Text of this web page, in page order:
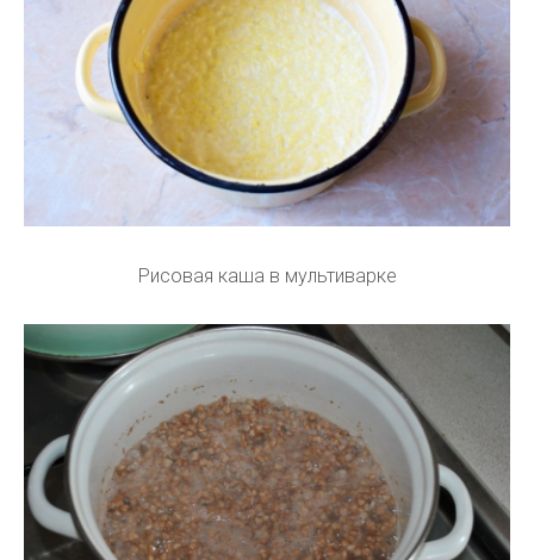
Рисовая каша в мультиварке